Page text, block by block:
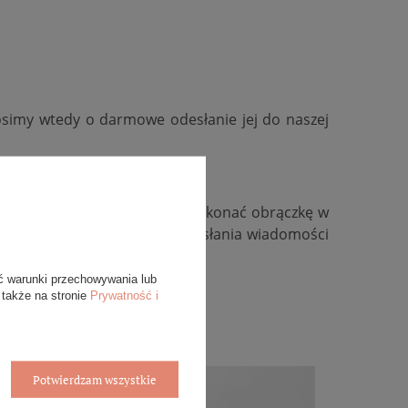
wtedy o darmowe odesłanie jej do naszej
zmienić kolor złota, wykonać obrączkę w
zachęcamy do przesłania wiadomości
warunki przechowywania lub
na stronie Prywatność i
Potwierdzam wszystkie